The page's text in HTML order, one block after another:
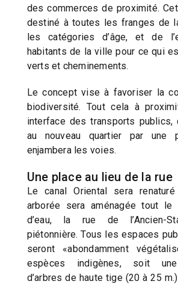
des commerces de proximité.
destiné à toutes les franges de
les catégories d’âge, et de
habitants de la ville pour ce qui
verts et cheminements.
Le concept vise à favoriser la
biodiversité. Tout cela à
interface des transports publics,
au nouveau quartier par une
enjambera les voies.
Une place au lieu de la rue
Le canal Oriental sera
arborée sera aménagée tout le
d’eau, la rue de l’Ancien-
piétonnière. Tous les espaces
seront «abondamment
espèces indigènes, soit une
d’arbres de haute tige (20 à 25